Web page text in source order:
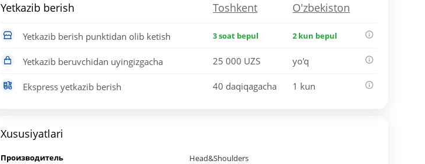
Yetkazib berish Toshkent O'zbekiston
Yetkazib berish punktidan olib ketish 3 soat bepul 2 kun bepul
Yetkazib beruvchidan uyingizgacha 25 000 UZS yo'q
Ekspress yetkazib berish 40 daqiqagacha 1 kun
Xususiyatlari
Производитель Head&Shoulders